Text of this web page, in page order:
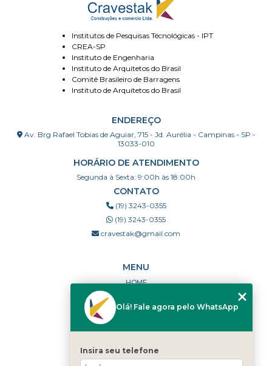
Institutos de Pesquisas Técnológicas - IPT
CREA-SP
Instituto de Engenharia
Instituto de Arquitetos do Brasil
Comitê Brasileiro de Barragens
Instituto de Arquitetos do Brasil
ENDEREÇO
Av. Brg Rafael Tobias de Aguiar, 715 - Jd. Aurélia - Campinas - SP -
13033-010
HORÁRIO DE ATENDIMENTO
Segunda à Sexta: 9:00h às 18:00h
CONTATO
(19) 3243-0355
(19) 3243-0355
cravestak@gmail.com
MENU
HOME
PORTFÓLIO
DÚVIDAS FREQUENTES
CATEGORIAS
Olá! Fale agora pelo WhatsApp
Insira seu telefone